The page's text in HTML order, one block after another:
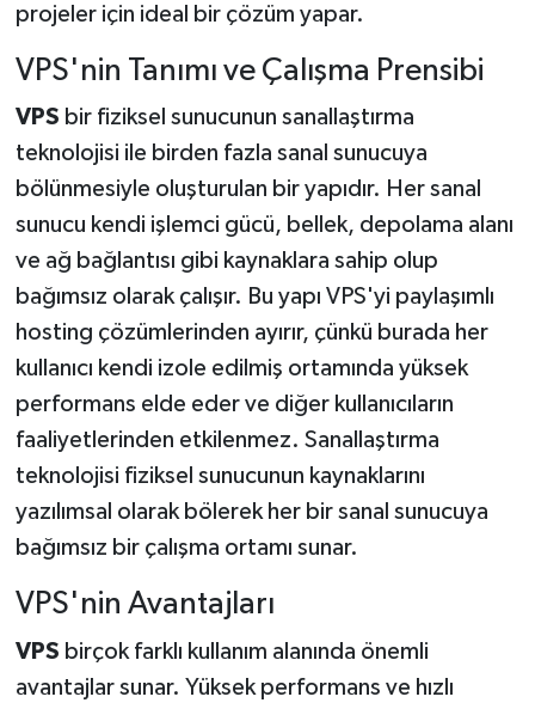
projeler için ideal bir çözüm yapar.
VPS'nin Tanımı ve Çalışma Prensibi
VPS bir fiziksel sunucunun sanallaştırma
teknolojisi ile birden fazla sanal sunucuya
bölünmesiyle oluşturulan bir yapıdır. Her sanal
sunucu kendi işlemci gücü, bellek, depolama alanı
ve ağ bağlantısı gibi kaynaklara sahip olup
bağımsız olarak çalışır. Bu yapı VPS'yi paylaşımlı
hosting çözümlerinden ayırır, çünkü burada her
kullanıcı kendi izole edilmiş ortamında yüksek
performans elde eder ve diğer kullanıcıların
faaliyetlerinden etkilenmez. Sanallaştırma
teknolojisi fiziksel sunucunun kaynaklarını
yazılımsal olarak bölerek her bir sanal sunucuya
bağımsız bir çalışma ortamı sunar.
VPS'nin Avantajları
VPS birçok farklı kullanım alanında önemli
avantajlar sunar. Yüksek performans ve hızlı